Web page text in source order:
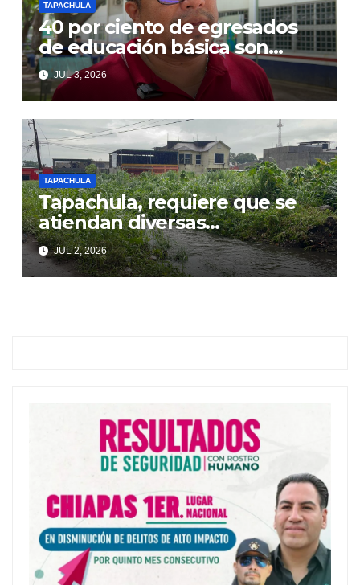
TAPACHULA
40 por ciento de egresados
de educación básica son
migrantes en Soconusco
JUL 3, 2026
TAPACHULA
Tapachula, requiere que se
atiendan diversas
necesidades seguridad, agua
potable y caminos.
JUL 2, 2026